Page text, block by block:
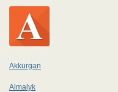
Akkurgan
Almalyk